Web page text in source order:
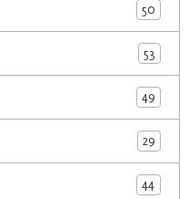
50
53
49
29
44